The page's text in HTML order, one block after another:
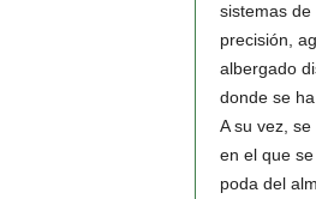
sistemas
precisión,
albergado
donde se
A su vez,
en el que
poda del